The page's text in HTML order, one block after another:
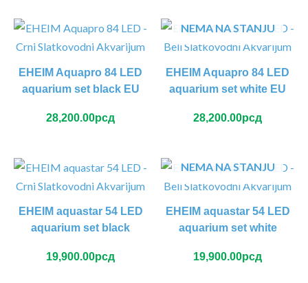
EHEIM Aquapro 84 LED
aquarium set black EU
28,200.00рсд
NEMA NA STANJU
EHEIM Aquapro 84 LED
aquarium set white EU
28,200.00рсд
EHEIM aquastar 54 LED
aquarium set black
19,900.00рсд
NEMA NA STANJU
EHEIM aquastar 54 LED
aquarium set white
19,900.00рсд